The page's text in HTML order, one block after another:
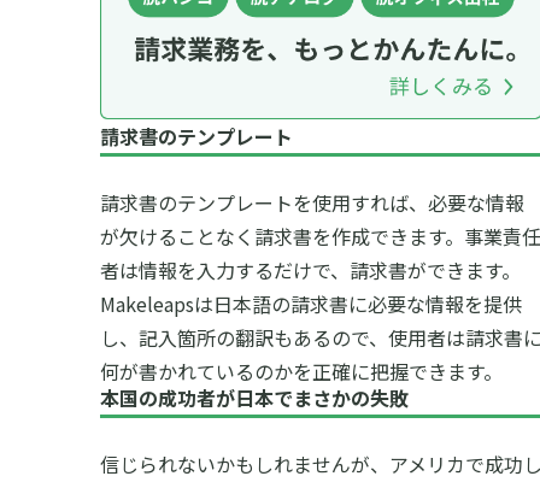
請求書のテンプレート
請求書のテンプレートを使用すれば、必要な情報
が欠けることなく請求書を作成できます。事業責任
者は情報を入力するだけで、請求書ができます。
Makeleapsは日本語の請求書に必要な情報を提供
し、記入箇所の翻訳もあるので、使用者は請求書
何が書かれているのかを正確に把握できます。
本国の成功者が日本でまさかの失敗
信じられないかもしれませんが、アメリカで成功